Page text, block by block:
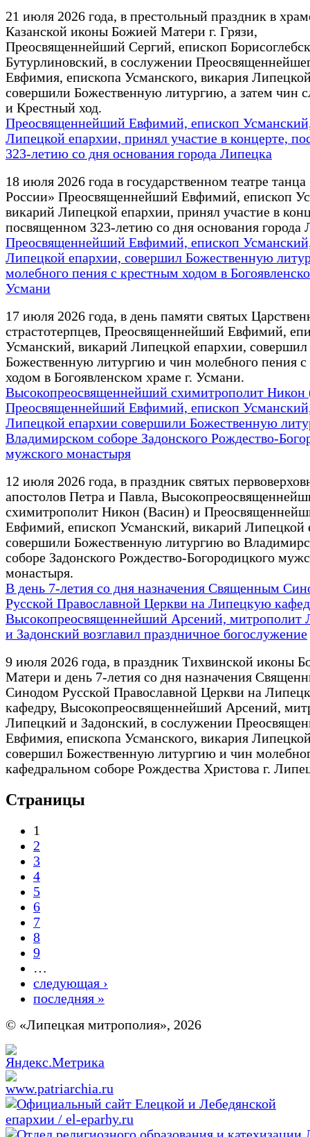
21 июля 2026 года, в престольный праздник в
Казанской иконы Божией Матери г. Грязи,
Преосвященнейший Сергий, епископ
Бутурлиновский, в сослужении
Евфимия, епископа Усманского, викария
совершили Божественную литургию, а затем чин
и Крестный ход.
Преосвященнейший Евфимий, епископ
Липецкой епархии, принял участие в концерте,
323-летию со дня основания города Липецка
18 июля 2026 года в государственном театре
России» Преосвященнейший Евфимий, епископ
викарий Липецкой епархии, принял участие в
посвященном 323-летию со дня основания города
Преосвященнейший Евфимий, епископ
Липецкой епархии, совершил Божественную
молебного пения с крестным ходом в
Усмани
17 июля 2026 года, в день памяти святых
страстотерпцев, Преосвященнейший Евфимий,
Усманский, викарий Липецкой епархии, совершил
Божественную литургию и чин молебного пения
ходом в Богоявленском храме г. Усмани.
Высокопреосвященнейший схимитрополит Никон
Преосвященнейший Евфимий, епископ
Липецкой епархии совершили Божественную
Владимирском соборе Задонского Рождество-
мужского монастыря
12 июля 2026 года, в праздник святых
апостолов Петра и Павла,
схимитрополит Никон (Васин) и
Евфимий, епископ Усманский, викарий Липецкой
совершили Божественную литургию во
соборе Задонского Рождество-Богородицкого
монастыря.
В день 7-летия со дня назначения Священным
Русской Православной Церкви на Липецкую
Высокопреосвященнейший Арсений, митрополит
и Задонский возглавил праздничное богослужение
9 июля 2026 года, в праздник Тихвинской иконы
Матери и день 7-летия со дня назначения
Синодом Русской Православной Церкви на
кафедру, Высокопреосвященнейший Арсений,
Липецкий и Задонский, в сослужении
Евфимия, епископа Усманского, викария
совершил Божественную литургию и чин
кафедральном соборе Рождества Христова г.
Страницы
1
2
3
4
5
6
7
8
9
…
следующая ›
последняя »
© «Липецкая митрополия», 2026